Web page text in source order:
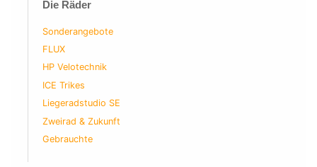
Die Räder
Sonderangebote
FLUX
HP Velotechnik
ICE Trikes
Liegeradstudio SE
Zweirad & Zukunft
Gebrauchte